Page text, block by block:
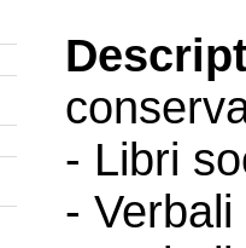
- Libri
-